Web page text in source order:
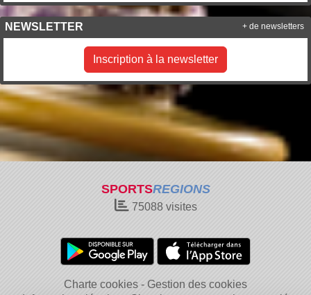
NEWSLETTER
Inscription à la newsletter
+ de newsletters
SPORTSREGIONS
75088visites
Charte cookies
Gestion des cookies